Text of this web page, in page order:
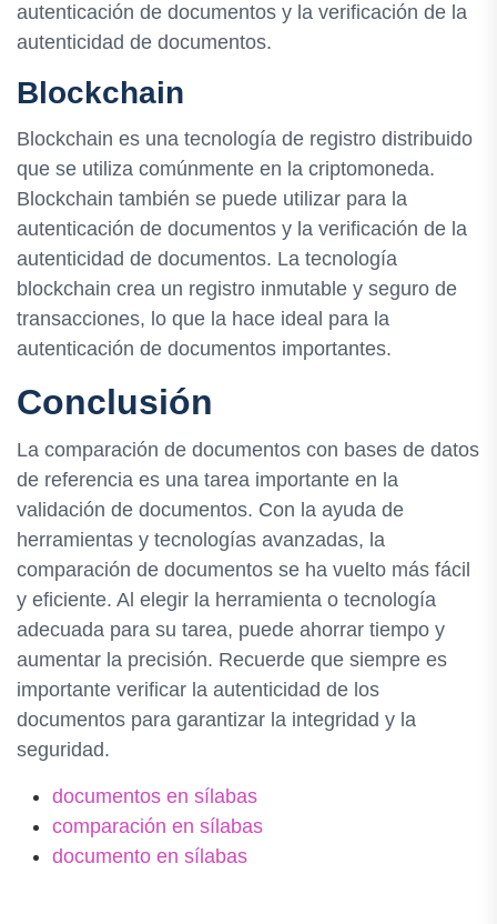
autenticación de documentos y la verificación de la
autenticidad de documentos.
Blockchain
Blockchain es una tecnología de registro distribuido
que se utiliza comúnmente en la criptomoneda.
Blockchain también se puede utilizar para la
autenticación de documentos y la verificación de la
autenticidad de documentos. La tecnología
blockchain crea un registro inmutable y seguro de
transacciones, lo que la hace ideal para la
autenticación de documentos importantes.
Conclusión
La comparación de documentos con bases de datos
de referencia es una tarea importante en la
validación de documentos. Con la ayuda de
herramientas y tecnologías avanzadas, la
comparación de documentos se ha vuelto más fácil
y eficiente. Al elegir la herramienta o tecnología
adecuada para su tarea, puede ahorrar tiempo y
aumentar la precisión. Recuerde que siempre es
importante verificar la autenticidad de los
documentos para garantizar la integridad y la
seguridad.
documentos en sílabas
comparación en sílabas
documento en sílabas